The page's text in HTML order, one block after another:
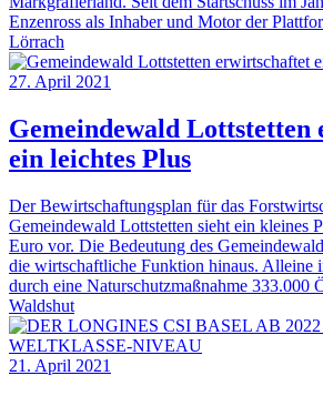
Enzenross als Inhaber und Motor der
Lörrach
27. April 2021
Gemeindewald
ein leichtes Plus
Der Bewirtschaftungsplan für das
Gemeindewald Lottstetten sieht ein kleines
Euro vor. Die Bedeutung des
die wirtschaftliche Funktion hinaus. Alleine
durch eine Naturschutzmaßnahme 333.000
Waldshut
21. April 2021